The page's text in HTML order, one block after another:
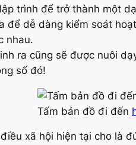
trình để trở thành một
để dễ dàng kiểm soát
nhau.
ra cũng sẽ được nuôi
số đó!
Tấm bản đồ đi đến
xã hội hiện tại cho là